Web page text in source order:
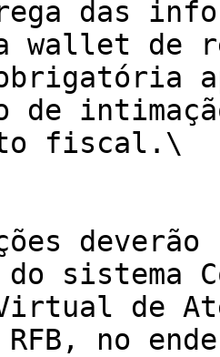
das
wallet de
de
fiscal.\
sistema
de
RFB, no